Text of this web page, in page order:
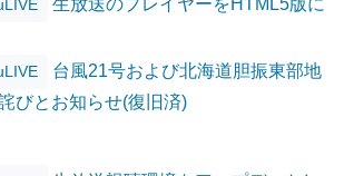
台風21号および北海道胆振東部地
びとお知らせ(復旧済)